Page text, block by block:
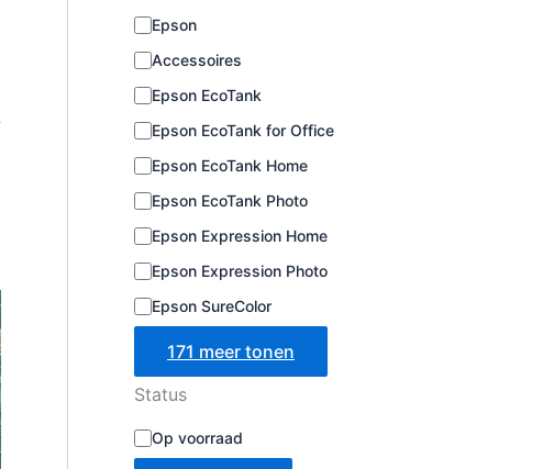
Epson
Accessoires
Epson EcoTank
Epson EcoTank for Office
Epson EcoTank Home
Epson EcoTank Photo
Epson Expression Home
Epson Expression Photo
Epson SureColor
171 meer tonen
Status
B
e
Op voorraad